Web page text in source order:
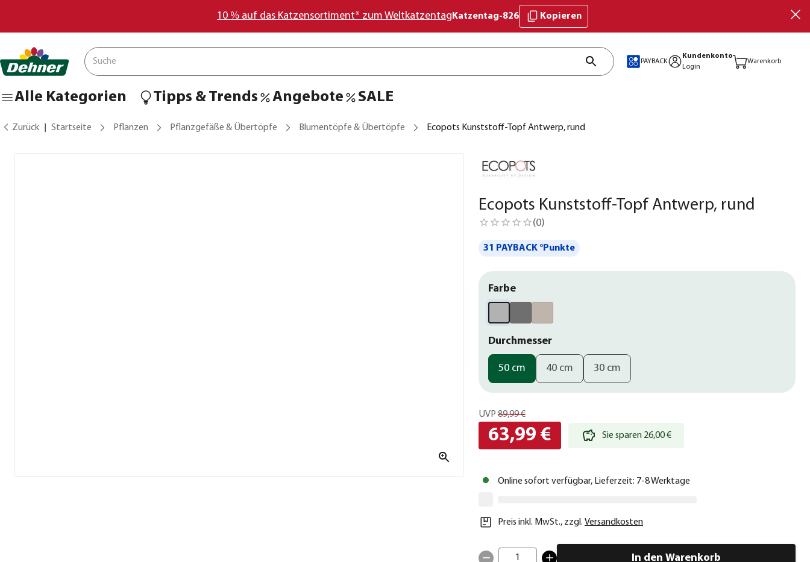
10 % auf das Katzensortiment* zum Weltkatzentag Katzentag-826 Kopieren
PAYBACK
Kundenkonto
Login
Warenkorb
Alle Kategorien Tipps & Trends Angebote SALE
Zurück Startseite Pflanzen Pflanzgefäße & Übertöpfe Blumentöpfe & Übertöpfe Ecopots Kunststoff-Topf Antwerp, rund
Ecopots Kunststoff-Topf Antwerp, rund
(0)
31 PAYBACK °Punkte
Farbe
Durchmesser
50 cm 40 cm 30 cm
UVP 89,99 €
63,99 € Sie sparen 26,00 €
Online sofort verfügbar, Lieferzeit: 7-8 Werktage
Preis inkl. MwSt., zzgl. Versandkosten
1 In den Warenkorb